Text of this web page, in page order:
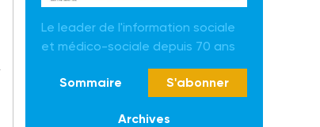
Le leader de l'information sociale
et médico-sociale depuis 70 ans
Sommaire S'abonner
Archives